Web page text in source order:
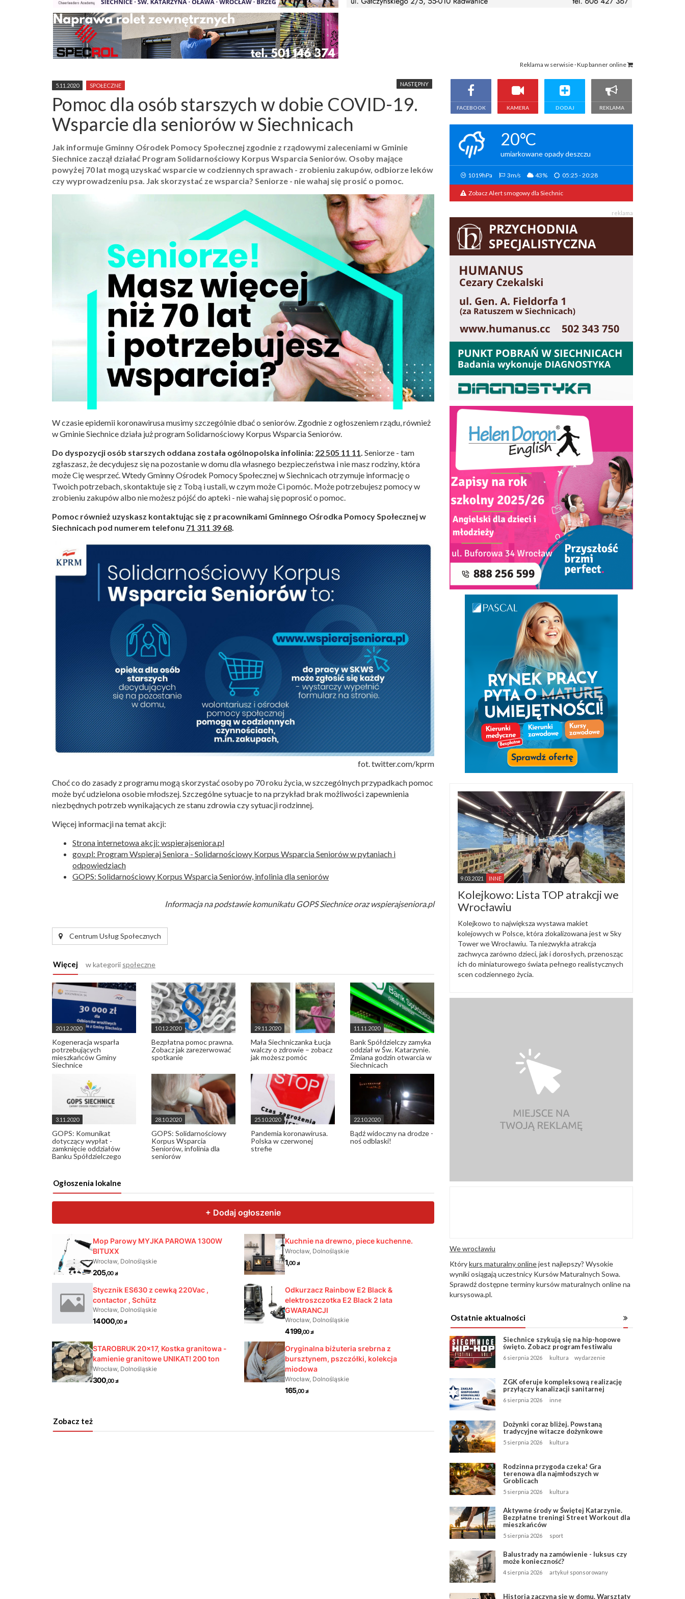
Reklama w serwisie · Kup banner online
NASTĘPNY
5.11.2020 SPOŁECZNE
Pomoc dla osób starszych w dobie COVID-19.
Wsparcie dla seniorów w Siechnicach
Jak informuje Gminny Ośrodek Pomocy Społecznej zgodnie z rządowymi zaleceniami w Gminie
Siechnice zaczął działać Program Solidarnościowy Korpus Wsparcia Seniorów. Osoby mające
powyżej 70 lat mogą uzyskać wsparcie w codziennych sprawach - zrobieniu zakupów, odbiorze leków
czy wyprowadzeniu psa. Jak skorzystać ze wsparcia? Seniorze - nie wahaj się prosić o pomoc.
W czasie epidemii koronawirusa musimy szczególnie dbać o seniorów. Zgodnie z ogłoszeniem rządu, również
w Gminie Siechnice działa już program Solidarnościowy Korpus Wsparcia Seniorów.
Do dyspozycji osób starszych oddana została ogólnopolska infolinia: 22 505 11 11. Seniorze - tam
zgłaszasz, że decydujesz się na pozostanie w domu dla własnego bezpieczeństwa i nie masz rodziny, która
może Cię wesprzeć. Wtedy Gminny Ośrodek Pomocy Społecznej w Siechnicach otrzymuje informację o
Twoich potrzebach, skontaktuje się z Tobą i ustali, w czym może Ci pomóc. Może potrzebujesz pomocy w
zrobieniu zakupów albo nie możesz pójść do apteki - nie wahaj się poprosić o pomoc.
Pomoc również uzyskasz kontaktując się z pracownikami Gminnego Ośrodka Pomocy Społecznej w
Siechnicach pod numerem telefonu 71 311 39 68.
fot. twitter.com/kprm
Choć co do zasady z programu mogą skorzystać osoby po 70 roku życia, w szczególnych przypadkach pomoc
może być udzielona osobie młodszej. Szczególne sytuacje to na przykład brak możliwości zapewnienia
niezbędnych potrzeb wynikających ze stanu zdrowia czy sytuacji rodzinnej.
Więcej informacji na temat akcji:
Strona internetowa akcji: wspierajseniora.pl
gov.pl: Program Wspieraj Seniora - Solidarnościowy Korpus Wsparcia Seniorów w pytaniach i
odpowiedziach
GOPS: Solidarnościowy Korpus Wsparcia Seniorów, infolinia dla seniorów
Informacja na podstawie komunikatu GOPS Siechnice oraz wspierajseniora.pl
Centrum Usług Społecznych
Więcej w kategorii społeczne
20.12.2020
Kogeneracja wsparła
potrzebujących
mieszkańców Gminy
Siechnice
10.12.2020
Bezpłatna pomoc prawna.
Zobacz jak zarezerwować
spotkanie
29.11.2020
Mała Siechniczanka Łucja
walczy o zdrowie – zobacz
jak możesz pomóc
11.11.2020
Bank Spółdzielczy zamyka
oddział w Św. Katarzynie.
Zmiana godzin otwarcia w
Siechnicach
3.11.2020
GOPS: Komunikat
dotyczący wypłat -
zamknięcie oddziałów
Banku Spółdzielczego
28.10.2020
GOPS: Solidarnościowy
Korpus Wsparcia
Seniorów, infolinia dla
seniorów
25.10.2020
Pandemia koronawirusa.
Polska w czerwonej
strefie
22.10.2020
Bądź widoczny na drodze -
noś odblaski!
Ogłoszenia lokalne
Zobacz też
FACEBOOK KAMERA DODAJ REKLAMA
20°C
umiarkowane opady deszczu
1019hPa 3m/s 43% 05:25 - 20:28
Zobacz Alert smogowy dla Siechnic
reklama
9.03.2021 INNE
Kolejkowo: Lista TOP atrakcji we
Wrocławiu
Kolejkowo to największa wystawa makiet
kolejowych w Polsce, która zlokalizowana jest w Sky
Tower we Wrocławiu. Ta niezwykła atrakcja
zachwyca zarówno dzieci, jak i dorosłych, przenosząc
ich do miniaturowego świata pełnego realistycznych
scen codziennego życia.
We wrocławiu
Którykurs maturalny onlinejest najlepszy? Wysokie
wyniki osiągają uczestnicy Kursów Maturalnych Sowa.
Sprawdź dostępne terminy kursów maturalnych online na
kursysowa.pl.
Ostatnie aktualności
Siechnice szykują się na hip-hopowe
święto. Zobacz program festiwalu
6 sierpnia 2026 kultura wydarzenie
ZGK oferuje kompleksową realizację
przyłączy kanalizacji sanitarnej
6 sierpnia 2026 inne
Dożynki coraz bliżej. Powstaną
tradycyjne witacze dożynkowe
5 sierpnia 2026 kultura
Rodzinna przygoda czeka! Gra
terenowa dla najmłodszych w
Groblicach
5 sierpnia 2026 kultura
Aktywne środy w Świętej Katarzynie.
Bezpłatne treningi Street Workout dla
mieszkańców
5 sierpnia 2026 sport
Balustrady na zamówienie - luksus czy
może konieczność?
4 sierpnia 2026 artykuł sponsorowany
Historia zaczyna się w domu. Warsztaty